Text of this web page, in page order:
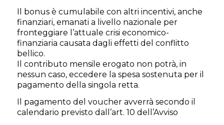
Il bonus è cumulabile con altri incentivi, anche
finanziari, emanati a livello nazionale per
fronteggiare l’attuale crisi economico-
finanziaria causata dagli effetti del conflitto
bellico.
Il contributo mensile erogato non potrà, in
nessun caso, eccedere la spesa sostenuta per il
pagamento della singola retta.
Il pagamento del voucher avverrà secondo il
calendario previsto dall’art. 10 dell’Avviso